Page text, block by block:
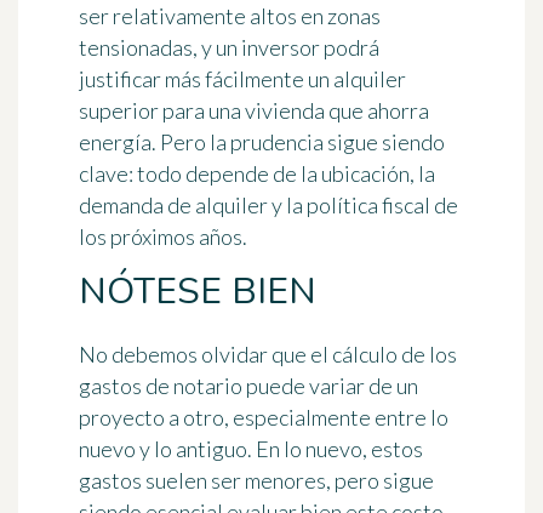
ser relativamente altos en zonas
tensionadas, y un inversor podrá
justificar más fácilmente un alquiler
superior para una vivienda que ahorra
energía. Pero la prudencia sigue siendo
clave: todo depende de la ubicación, la
demanda de alquiler y la política fiscal de
los próximos años.
NÓTESE BIEN
No debemos olvidar que el cálculo de los
gastos de notario puede variar de un
proyecto a otro, especialmente entre lo
nuevo y lo antiguo. En lo nuevo, estos
gastos suelen ser menores, pero sigue